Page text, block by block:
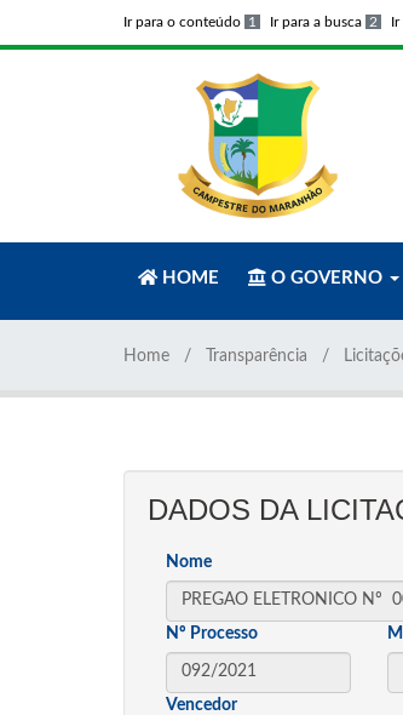
Ir para o conteúdo 1 Ir para a busca 2 Ir
HOME O GOVERNO
Home Transparência
DADOS DA
Nome
Nº Processo
Vencedor